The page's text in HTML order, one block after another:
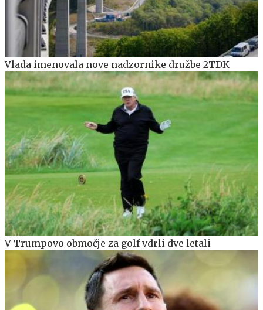
Vlada imenovala nove nadzornike družbe 2TDK
V Trumpovo območje za golf vdrli dve letali